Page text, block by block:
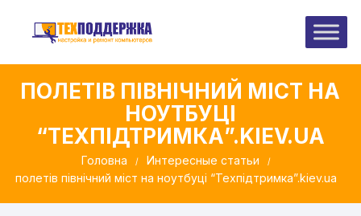
ПОЛЕТІВ ПІВНІЧНИЙ МІСТ НА
НОУТБУЦІ
“ТЕХПІДТРИМКА”.KIEV.UA
Головна
Интересные статьи
полетів північний міст на ноутбуці “Техпідтримка”.kiev.ua